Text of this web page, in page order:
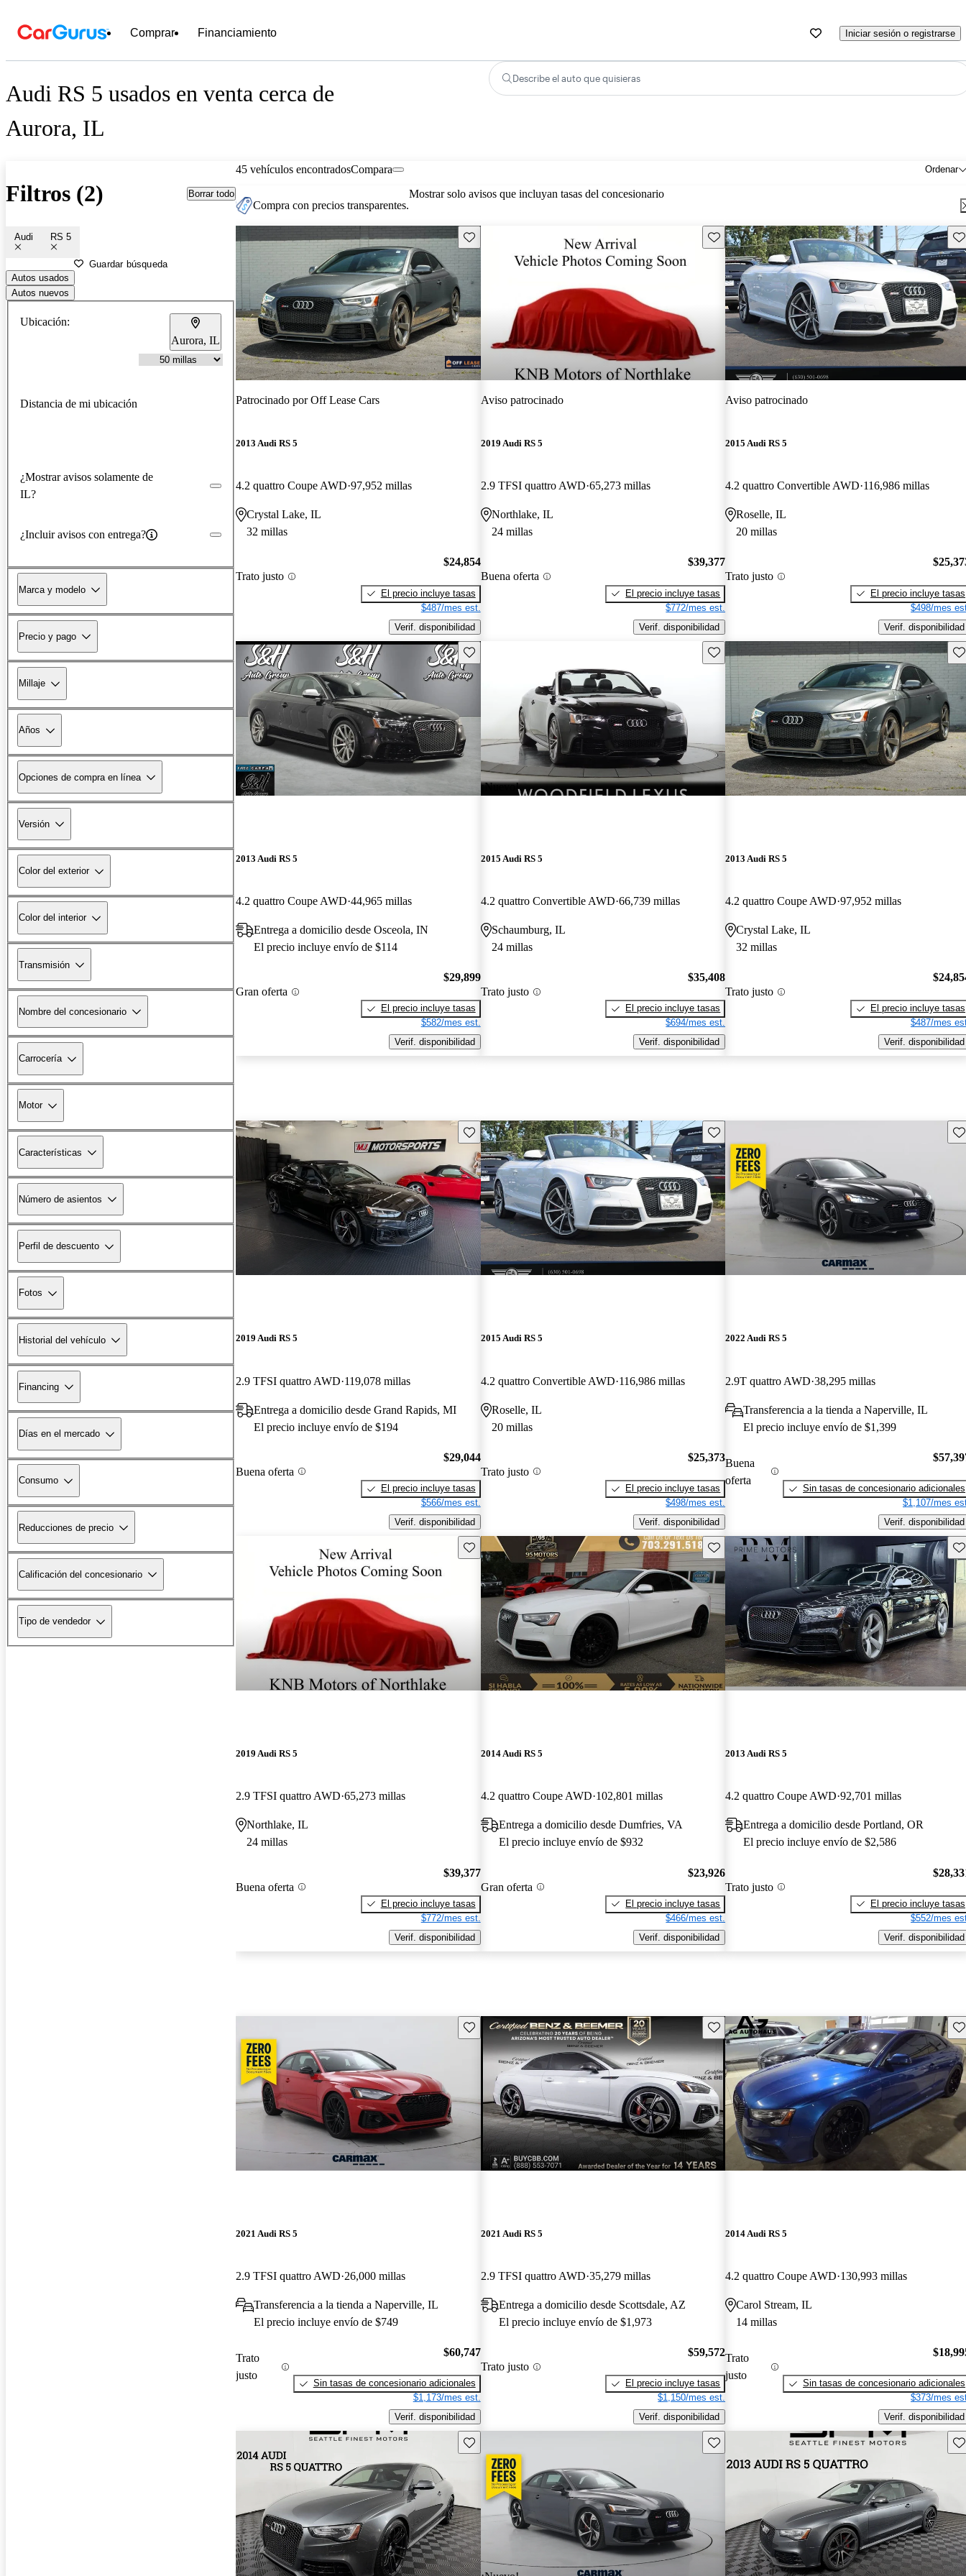
Comprar Financiamiento Iniciar sesión o registrarse
Audi RS 5 usados en venta cerca de
Aurora, IL
Describe el auto que quisieras
Filtros (2) Borrar todo
Audi RS 5
Guardar búsqueda
Autos usados
Autos nuevos
Ubicación:
Aurora, IL
Distancia de mi ubicación
¿Mostrar avisos solamente de
IL?
¿Incluir avisos con entrega?
Marca y modelo
Precio y pago
Millaje
Años
Opciones de compra en línea
Versión
Color del exterior
Color del interior
Transmisión
Nombre del concesionario
Carrocería
Motor
Características
Número de asientos
Perfil de descuento
Fotos
Historial del vehículo
Financing
Días en el mercado
Consumo
Reducciones de precio
Calificación del concesionario
Tipo de vendedor
45 vehículos encontrados Ordenar
Compara
Compra con precios transparentes.
Mostrar solo avisos que incluyan tasas del concesionario
Guarda este Aviso
Patrocinado porOff Lease Cars
2013 Audi RS 5
4.2 quattro Coupe AWD 97,952 millas
Crystal Lake, IL
32 millas
Trato justo
$24,854
El precio incluye tasas
$487/mes est.
Verif. disponibilidad
Guarda este Aviso
Aviso patrocinado
2019 Audi RS 5
2.9 TFSI quattro AWD 65,273 millas
Northlake, IL
24 millas
Buena oferta
$39,377
El precio incluye tasas
$772/mes est.
Verif. disponibilidad
Aviso patrocinado
2015 Audi RS 5
4.2 quattro Convertible AWD 116,986 millas
Roselle, IL
20 millas
Trato justo
El precio incluye tasas
$498/mes
Verif. disponibilidad
Guarda este Aviso
2013 Audi RS 5
4.2 quattro Coupe AWD 44,965 millas
Entrega a domicilio desde Osceola, IN
El precio incluye envío de $114
Gran oferta
$29,899
El precio incluye tasas
$582/mes est.
Verif. disponibilidad
¡Nuevo!
Guarda este Aviso
2015 Audi RS 5
4.2 quattro Convertible AWD 66,739 millas
Schaumburg, IL
24 millas
Trato justo
$35,408
El precio incluye tasas
$694/mes est.
Verif. disponibilidad
2013 Audi RS 5
4.2 quattro Coupe AWD 97,952 millas
Crystal Lake, IL
32 millas
Trato justo
El precio incluye tasas
$487/mes
Verif. disponibilidad
Guarda este Aviso
2019 Audi RS 5
2.9 TFSI quattro AWD 119,078 millas
Entrega a domicilio desde Grand Rapids, MI
El precio incluye envío de $194
Buena oferta
$29,044
El precio incluye tasas
$566/mes est.
Verif. disponibilidad
Guarda este Aviso
2015 Audi RS 5
4.2 quattro Convertible AWD 116,986 millas
Roselle, IL
20 millas
Trato justo
$25,373
El precio incluye tasas
$498/mes est.
Verif. disponibilidad
2022 Audi RS 5
2.9T quattro AWD 38,295 millas
Transferencia a la tienda a Naperville, IL
El precio incluye envío de $1,399
Buena
oferta
Sin tasas de concesionario adicionales
$1,107/mes
Verif. disponibilidad
Guarda este Aviso
2019 Audi RS 5
2.9 TFSI quattro AWD 65,273 millas
Northlake, IL
24 millas
Buena oferta
$39,377
El precio incluye tasas
$772/mes est.
Verif. disponibilidad
Guarda este Aviso
2014 Audi RS 5
4.2 quattro Coupe AWD 102,801 millas
Entrega a domicilio desde Dumfries, VA
El precio incluye envío de $932
Gran oferta
$23,926
El precio incluye tasas
$466/mes est.
Verif. disponibilidad
2013 Audi RS 5
4.2 quattro Coupe AWD 92,701 millas
Entrega a domicilio desde Portland, OR
El precio incluye envío de $2,586
Trato justo
El precio incluye tasas
$552/mes
Verif. disponibilidad
Guarda este Aviso
2021 Audi RS 5
2.9 TFSI quattro AWD 26,000 millas
Transferencia a la tienda a Naperville, IL
El precio incluye envío de $749
Trato
justo
$60,747
Sin tasas de concesionario adicionales
$1,173/mes est.
Verif. disponibilidad
Guarda este Aviso
2021 Audi RS 5
2.9 TFSI quattro AWD 35,279 millas
Entrega a domicilio desde Scottsdale, AZ
El precio incluye envío de $1,973
Trato justo
$59,572
El precio incluye tasas
$1,150/mes est.
Verif. disponibilidad
2014 Audi RS 5
4.2 quattro Coupe AWD 130,993 millas
Carol Stream, IL
14 millas
Trato
justo
Sin tasas de concesionario adicionales
$373/mes
Verif. disponibilidad
Guarda este Aviso Guarda este Aviso